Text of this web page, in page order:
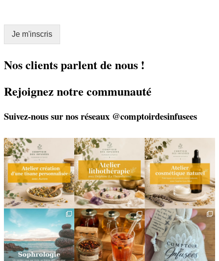
a
i
l
Je m'inscris
Nos clients parlent de nous !
Rejoignez notre communauté
Suivez-nous sur nos réseaux @comptoirdesinfusees
🌿 Créez votre tisane sur-
mesure
Un...
8 0
🌿 Un bracelet
énergétique, juste pour
vous
...
2 0
🌿 Deux rendez-vous
cosmétiques avec Sophie
(Lou...
6 0
🌿 Cinq mois, cinq façons
de souffler
...
8 1
Deux visages, une même
philosophie 🌿
Le...
11 0
🎁 L`attention qui fait
plaisir — et qui vous...
24 2